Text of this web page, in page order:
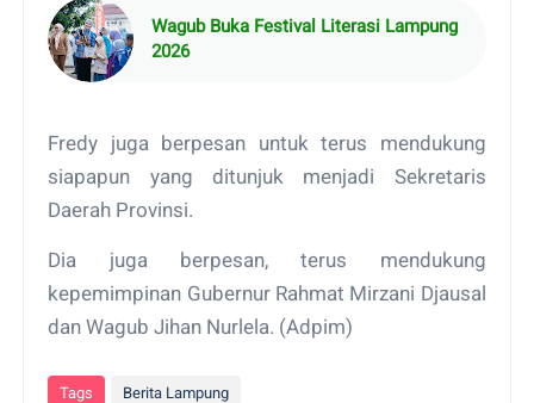
Wagub Buka Festival Literasi Lampung
2026
Fredy juga berpesan untuk terus mendukung
siapapun yang ditunjuk menjadi Sekretaris
Daerah Provinsi.
Dia juga berpesan, terus mendukung
kepemimpinan Gubernur Rahmat Mirzani Djausal
dan Wagub Jihan Nurlela. (Adpim)
Tags Berita Lampung